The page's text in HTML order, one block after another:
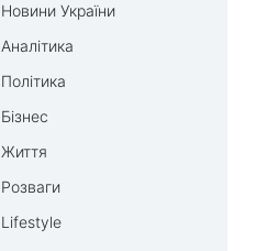
Новини України
Аналітика
Політика
Бізнес
Життя
Розваги
Lifestyle